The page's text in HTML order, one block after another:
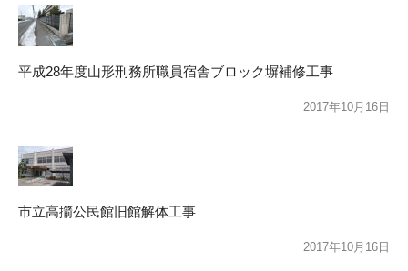
平成28年度山形刑務所職員宿舎ブロック塀補修工事
2017年10月16日
市立高擶公民館旧館解体工事
2017年10月16日